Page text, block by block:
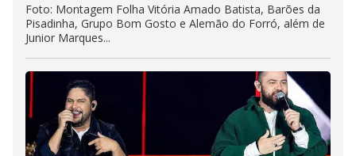
Foto: Montagem Folha Vitória Amado Batista, Barões da
Pisadinha, Grupo Bom Gosto e Alemão do Forró, além de
Junior Marques...